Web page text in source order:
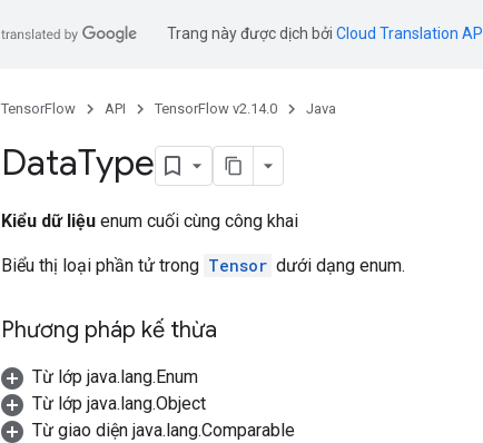
Trang này được dịch bởi Cloud Translation API
TensorFlow API TensorFlow v2.14.0 Java
DataType
Kiểu dữ liệu enum cuối cùng công khai
Biểu thị loại phần tử trong Tensor dưới dạng enum.
Phương pháp kế thừa
Từ lớp java.lang.Enum
Từ lớp java.lang.Object
Từ giao diện java.lang.Comparable